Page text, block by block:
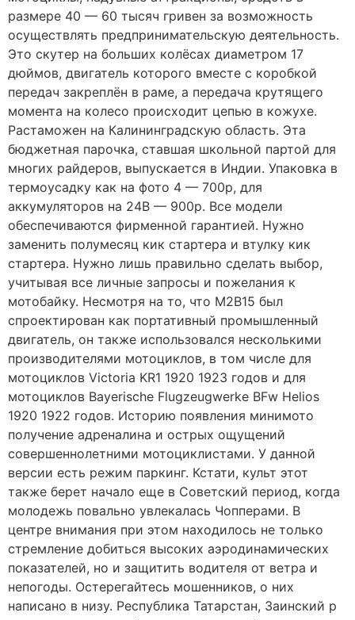
размере 40 — 60 тысяч гривен за возможность
осуществлять предпринимательскую деятельность.
Это скутер на больших колёсах диаметром 17
дюймов, двигатель которого вместе с коробкой
передач закреплён в раме, а передача крутящего
момента на колесо происходит цепью в кожухе.
Растаможен на Калининградскую область. Эта
бюджетная парочка, ставшая школьной партой для
многих райдеров, выпускается в Индии. Упаковка в
термоусадку как на фото 4 — 700р, для
аккумуляторов на 24В — 900р. Все модели
обеспечиваются фирменной гарантией. Нужно
заменить полумесяц кик стартера и втулку кик
стартера. Нужно лишь правильно сделать выбор,
учитывая все личные запросы и пожелания к
мотобайку. Несмотря на то, что M2B15 был
спроектирован как портативный промышленный
двигатель, он также использовался несколькими
производителями мотоциклов, в том числе для
мотоциклов Victoria KR1 1920 1923 годов и для
мотоциклов Bayerische Flugzeugwerke BFw Helios
1920 1922 годов. Историю появления минимото
получение адреналина и острых ощущений
совершеннолетними мотоциклистами. У данной
версии есть режим паркинг. Кстати, культ этот
также берет начало еще в Советский период, когда
молодежь повально увлекалась Чопперами. В
центре внимания при этом находилось не только
стремление добиться высоких аэродинамических
показателей, но и защитить водителя от ветра и
непогоды. Остерегайтесь мошенников, о них
написано в низу. Республика Татарстан, Заинский р